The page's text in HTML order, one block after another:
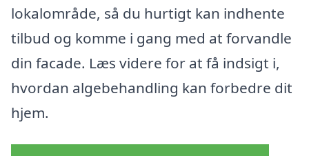
lokalområde, så du hurtigt kan indhente
tilbud og komme i gang med at forvandle
din facade. Læs videre for at få indsigt i,
hvordan algebehandling kan forbedre dit
hjem.